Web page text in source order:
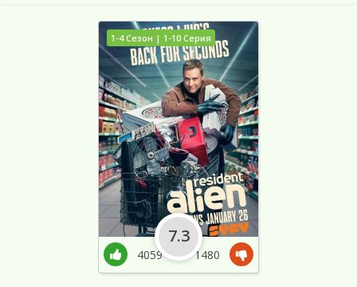
1-4 Сезон | 1-10 Серия
4059
7.3
1480